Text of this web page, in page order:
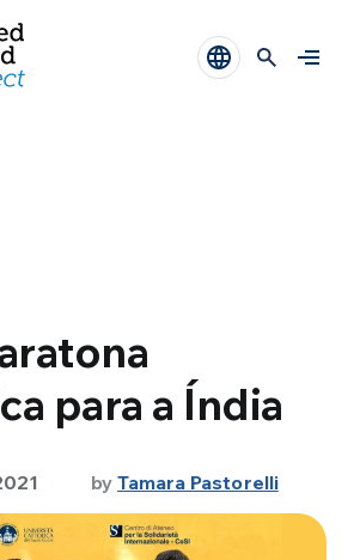
para a Índia
byTamara Pastorelli